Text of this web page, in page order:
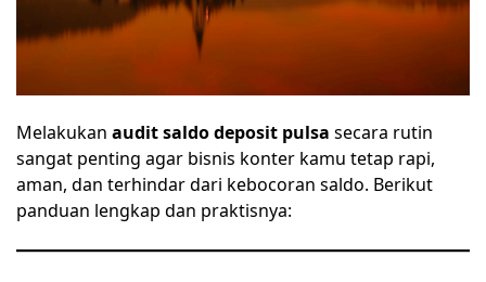
Melakukan audit saldo deposit pulsa secara rutin
sangat penting agar bisnis konter kamu tetap rapi,
aman, dan terhindar dari kebocoran saldo. Berikut
panduan lengkap dan praktisnya: